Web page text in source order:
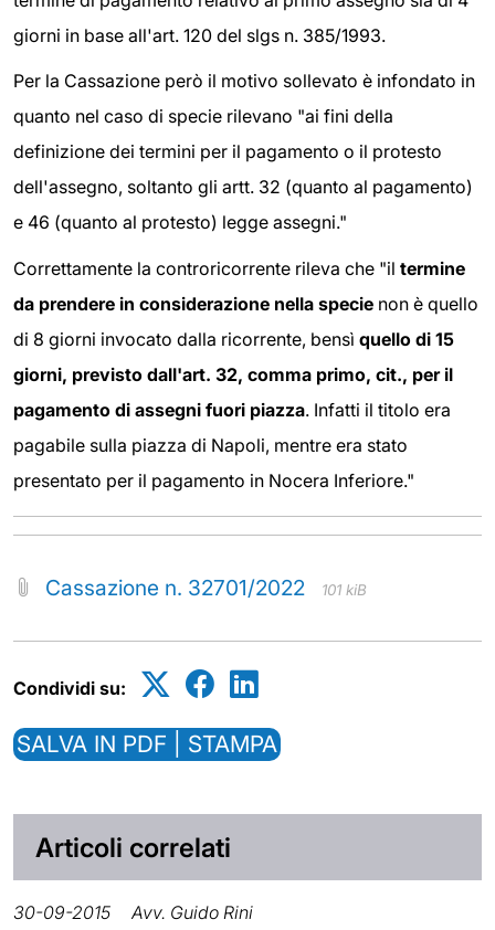
giorni in base all'art. 120 del slgs n. 385/1993.
Per la Cassazione però il motivo sollevato è infondato in
quanto nel caso di specie rilevano "ai fini della
definizione dei termini per il pagamento o il protesto
dell'assegno, soltanto gli artt. 32 (quanto al pagamento)
e 46 (quanto al protesto) legge assegni."
Correttamente la controricorrente rileva che "il termine
da prendere in considerazione nella specie non è quello
di 8 giorni invocato dalla ricorrente, bensì quello di 15
giorni, previsto dall'art. 32, comma primo, cit., per il
pagamento di assegni fuori piazza. Infatti il titolo era
pagabile sulla piazza di Napoli, mentre era stato
presentato per il pagamento in Nocera Inferiore."
Cassazione n. 32701/2022 101 kiB
Condividi su:
SALVA IN PDF | STAMPA
Articoli correlati
30-09-2015 Avv. Guido Rini